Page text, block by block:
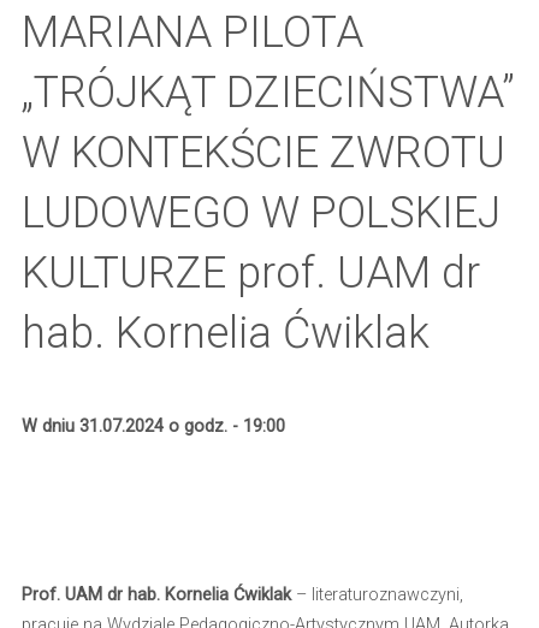
MARIANA PILOTA
„TRÓJKĄT DZIECIŃSTWA”
W KONTEKŚCIE ZWROTU
LUDOWEGO W POLSKIEJ
KULTURZE prof. UAM dr
hab. Kornelia Ćwiklak
W dniu 31.07.2024 o godz. - 19:00
Prof. UAM dr hab. Kornelia Ćwiklak– literaturoznawczyni,